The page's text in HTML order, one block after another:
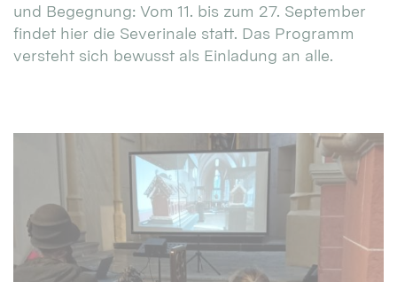
und Begegnung: Vom 11. bis zum 27. September
findet hier die Severinale statt. Das Programm
versteht sich bewusst als Einladung an alle.